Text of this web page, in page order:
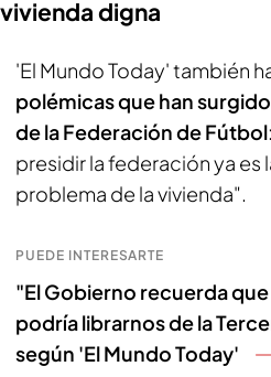
vivienda digna
'El Mundo Today' también
polémicas que han
de la Federación de Fútbol
presidir la federación ya es
problema de la vivienda".
PUEDE INTERESARTE
"El Gobierno recuerda
podría librarnos de la
según 'El Mundo Today'